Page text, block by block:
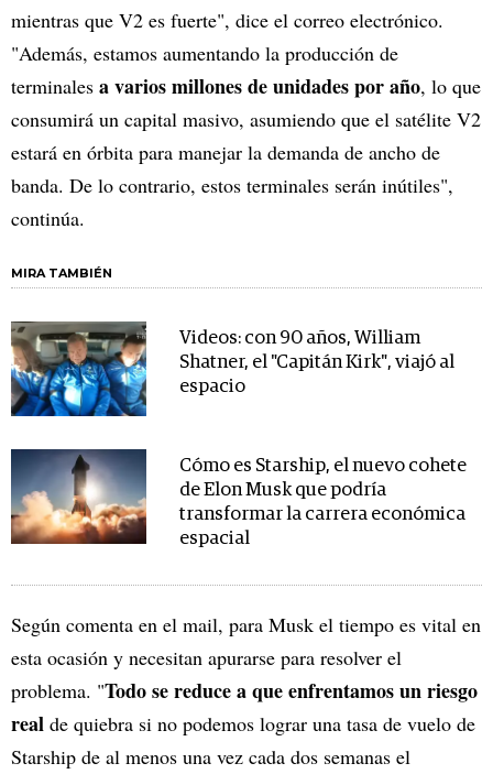
mientras que V2 es fuerte", dice el correo electrónico.
"Además, estamos aumentando la producción de
terminales a varios millones de unidades por año, lo que
consumirá un capital masivo, asumiendo que el satélite V2
estará en órbita para manejar la demanda de ancho de
banda. De lo contrario, estos terminales serán inútiles",
continúa.
MIRA TAMBIÉN
Videos: con 90 años, William
Shatner, el "Capitán Kirk", viajó al
espacio
Cómo es Starship, el nuevo cohete
de Elon Musk que podría
transformar la carrera económica
espacial
Según comenta en el mail, para Musk el tiempo es vital en
esta ocasión y necesitan apurarse para resolver el
problema. "Todo se reduce a que enfrentamos un riesgo
real de quiebra si no podemos lograr una tasa de vuelo de
Starship de al menos una vez cada dos semanas el